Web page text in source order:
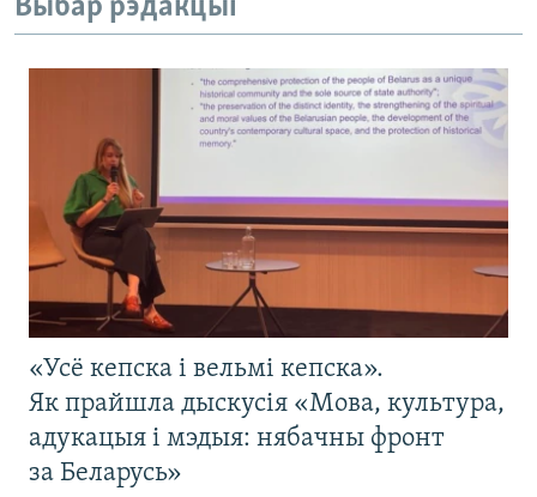
Выбар рэдакцыі
«Усё кепска і вельмі кепска».
Як прайшла дыскусія «Мова, культура,
адукацыя і мэдыя: нябачны фронт
за Беларусь»